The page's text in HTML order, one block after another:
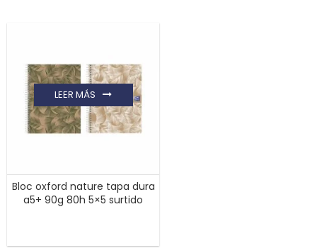
Bloc oxford nature tapa dura
a5+ 90g 80h 5×5 surtido
LEER MÁS